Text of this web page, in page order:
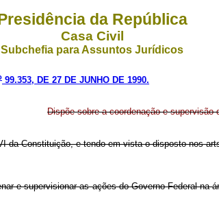
da República
Casa Civil
Subchefia para Assuntos Jurídicos
99.353, DE 27 DE JUNHO DE 1990.
Dispõe sobre a coordenação e supervisão
Constituição, e tendo em vista o disposto nos
e supervisionar as ações do Governo Federal